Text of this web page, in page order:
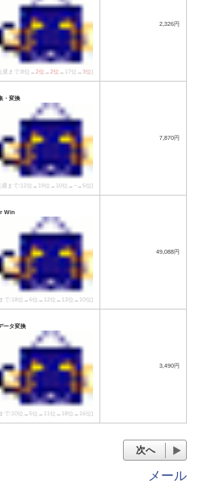
週まで:8位→2位 →2位 →17位→3位]
2,326円
・変換
週まで:12位→19位→10位→−→5位]
7,870円
Win
で:18位→6位→12位→13位→10位]
49,088円
ータ変換
で:10位→5位→11位→18位→16位]
3,490円
次へ
メール